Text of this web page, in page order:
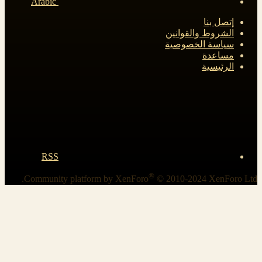
إتصل بنا
الشروط والقوانين
سياسة الخصوصية
مساعدة
الرئيسية
RSS
Community platform by XenForo® © 2010-2024 XenForo Ltd.